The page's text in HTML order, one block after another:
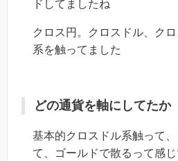
ドしてましたね
クロス円。クロスドル、ク
系を触ってました
どの通貨を軸にしてたか
基本的クロスドル系触って
て、ゴールドで散るって感